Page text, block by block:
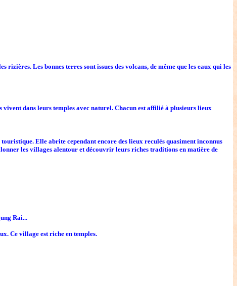
Les bonnes terres sont issues des volcans, de même que les eaux qui les
dans leurs temples avec naturel. Chacun est affilié à plusieurs lieux
Elle abrite cependant encore des lieux reculés quasiment inconnus
les villages alentour et découvrir leurs riches traditions en matière de
Rai...
Ce village est riche en temples.